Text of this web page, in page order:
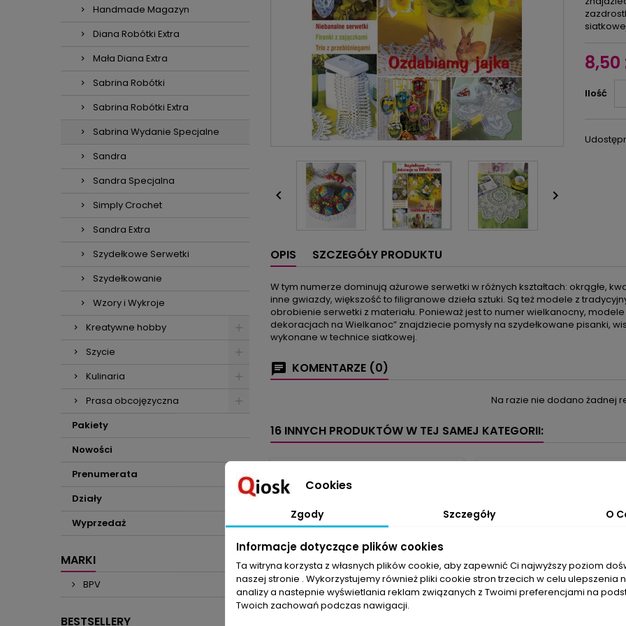
Handmade Magazyn
Diana Robótki Extra
Mała Diana Extra
Sabrina Robótki
Sabrina Robótki Extra
Sabrina Wydanie Specjalne
Sandra
Sandra Specjalna
Simply Crochet
Sandra Extra
Szydełkowe Serwetki
Szydełkowanie
Wzory i Wykroje
Kreatywne hobby
Szycie
Kulinaria
Prasa obcojęzyczna
Pakiety
Nowości
Prenumerata
Działy
Wyprzedaż
MARKI
BPV
BESTSELLERY
 
8,50
Ilość
OPIS SZCZEGÓŁY PRODUKTU
W tym numerze dominują ażurowe serwetki w różnych kształtach: okrągłe,
inne gwiazdy, większość to filigranowe dzieła sztuki. Są też modele z
obrobienie serwetki z materiału. Ponieważ jest to numer wielkanocny,
dekoracjach na Wielkanoc” znajdziecie pomysły na szydełkowane pisanki,
wykonane w technice siatkowej.
KOMENTARZE (0)
Na razie nie dodano żadnej
16 INNYCH PRODUKTÓW W TEJ SAMEJ KATEGORII:
Cookies
Zgody Szczegóły O
Informacje dotyczące plików cookies
Ta witryna korzysta z własnych plików cookie, aby zapewnić Ci najwyższy poziom
naszej stronie . Wykorzystujemy również pliki cookie stron trzecich w celu ulepszenia
analizy a nastepnie wyświetlania reklam związanych z Twoimi preferencjami na
Twoich zachowań podczas nawigacji.